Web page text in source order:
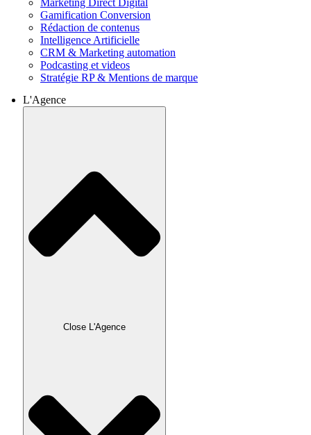
Gamification Conversion
Rédaction de contenus
Intelligence Artificielle
CRM & Marketing automation
Podcasting et videos
Stratégie RP & Mentions de marque
L'Agence
Close L'Agence